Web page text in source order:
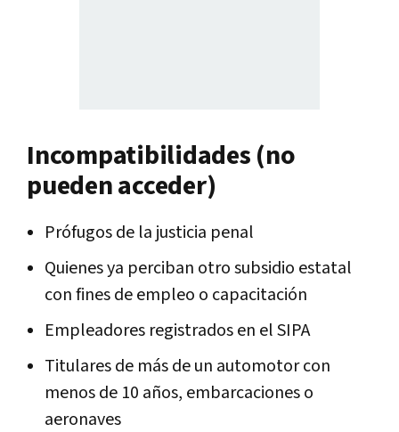
Incompatibilidades (no
pueden acceder)
Prófugos de la justicia penal
Quienes ya perciban otro subsidio estatal
con fines de empleo o capacitación
Empleadores registrados en el SIPA
Titulares de más de un automotor con
menos de 10 años, embarcaciones o
aeronaves